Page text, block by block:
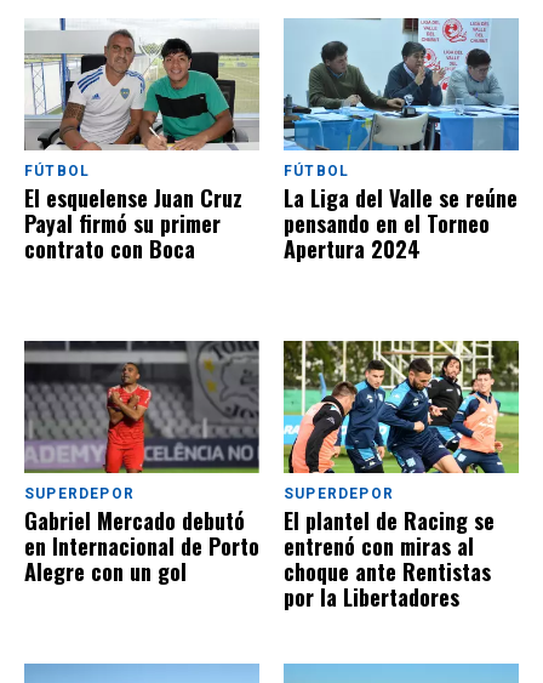
FÚTBOL
El esquelense Juan Cruz
Payal firmó su primer
contrato con Boca
FÚTBOL
La Liga del Valle se reúne
pensando en el Torneo
Apertura 2024
SUPERDEPOR
Gabriel Mercado debutó
en Internacional de Porto
Alegre con un gol
SUPERDEPOR
El plantel de Racing se
entrenó con miras al
choque ante Rentistas
por la Libertadores